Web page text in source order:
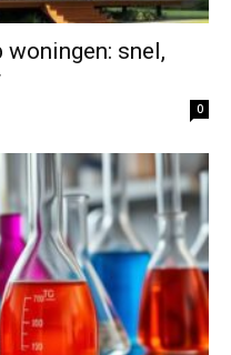
woningen: snel,
0